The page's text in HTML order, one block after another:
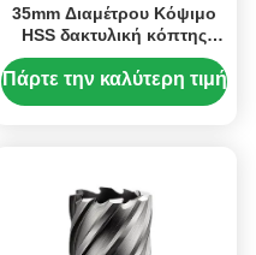
35mm Διαμέτρου Κόψιμο
HSS δακτυλική κόπτης
τρυπάνι Bit 19.05mm
Weldon Shank 75mm
Πάρτε την καλύτερη τιμή